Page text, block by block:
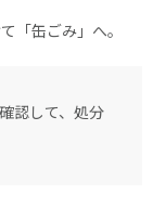
「缶ごみ」へ。
認して、処分